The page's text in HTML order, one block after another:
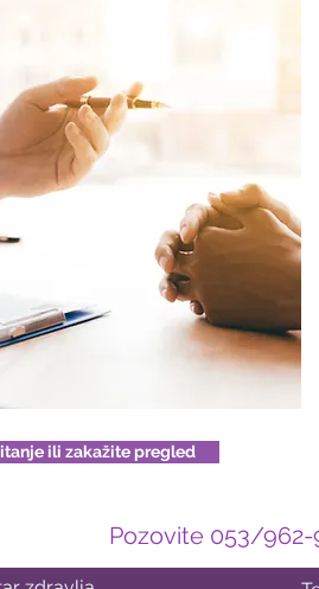
ili zakažite pregled
Pozovite 053/962-